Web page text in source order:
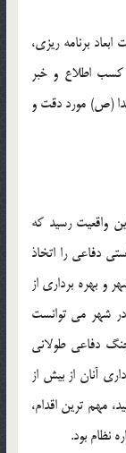
برنامه ریزى،
کسب اطلاع و خبر
(ص) مورد دقت و
واقعیت رسید که
دفاعى را اتخاذ
و بهره بردارى از
در شهر مى توانست
دفاعى طولانى
آنان از بیش از
مهم ترین اقدام،
نظام بود.